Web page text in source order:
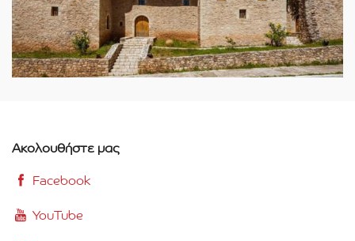
Ακολουθήστε μας
Facebook
YouTube